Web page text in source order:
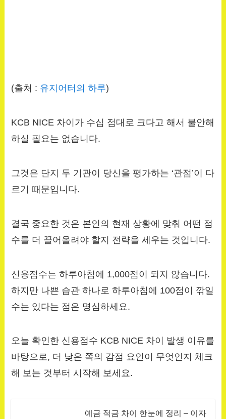
(출처 : 유지어터의 하루)
KCB NICE 차이가 수십 점대로 크다고 해서 불안해
하실 필요는 없습니다.
그것은 단지 두 기관이 당신을 평가하는 ‘관점’이 다
르기 때문입니다.
결국 중요한 것은 본인의 현재 상황에 맞춰 어떤 점
수를 더 끌어올려야 할지 전략을 세우는 것입니다.
신용점수는 하루아침에 1,000점이 되지 않습니다.
하지만 나쁜 습관 하나로 하루아침에 100점이 깎일
수는 있다는 점은 명심하세요.
오늘 확인한 신용점수 KCB NICE 차이 발생 이유를
바탕으로, 더 낮은 쪽의 감점 요인이 무엇인지 체크
해 보는 것부터 시작해 보세요.
예금 적금 차이 한눈에 정리 – 이자